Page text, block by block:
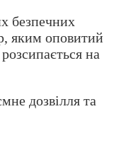
безпечних
яким оповитий
на
дозвілля та